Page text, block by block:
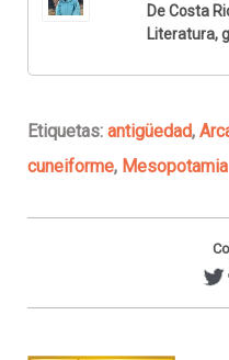
De Costa
Literatura,
Etiquetas: antigüedad,
cuneiforme, Mesopotamia